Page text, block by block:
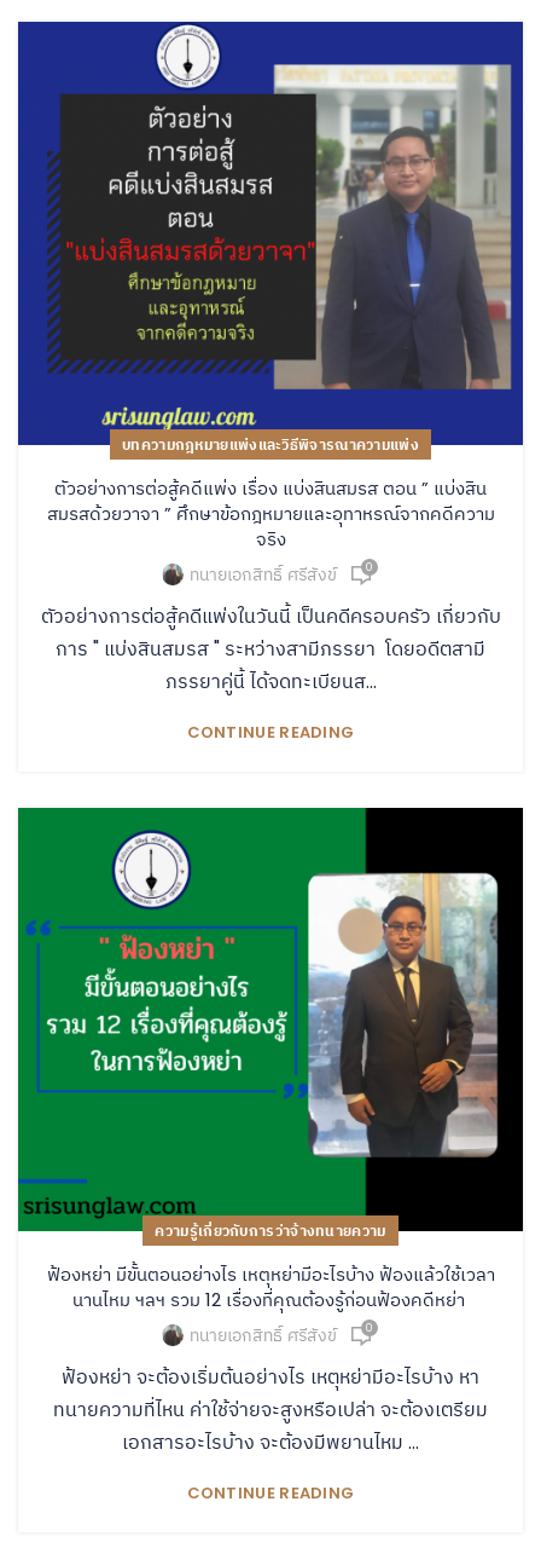
บทความกฎหมายแพ่งและวิธีพิจารณาความแพ่ง
ตัวอย่างการต่อสู้คดีแพ่ง เรื่อง แบ่งสินสมรส ตอน ” แบ่งสิน
สมรสด้วยวาจา ” ศึกษาข้อกฎหมายและอุทาหรณ์จากคดีความ
จริง
ทนายเอกสิทธิ์ ศรีสังข์ 0
ตัวอย่างการต่อสู้คดีแพ่งในวันนี้ เป็นคดีครอบครัว เกี่ยวกับ
การ " แบ่งสินสมรส " ระหว่างสามีภรรยา โดยอดีตสามี
ภรรยาคู่นี้ ได้จดทะเบียนส...
CONTINUE READING
ความรู้เกี่ยวกับการว่าจ้างทนายความ
ฟ้องหย่า มีขั้นตอนอย่างไร เหตุหย่ามีอะไรบ้าง ฟ้องแล้วใช้เวลา
นานไหม ฯลฯ รวม 12 เรื่องที่คุณต้องรู้ก่อนฟ้องคดีหย่า
ทนายเอกสิทธิ์ ศรีสังข์ 0
ฟ้องหย่า จะต้องเริ่มต้นอย่างไร เหตุหย่ามีอะไรบ้าง หา
ทนายความที่ไหน ค่าใช้จ่ายจะสูงหรือเปล่า จะต้องเตรียม
เอกสารอะไรบ้าง จะต้องมีพยานไหม ...
CONTINUE READING